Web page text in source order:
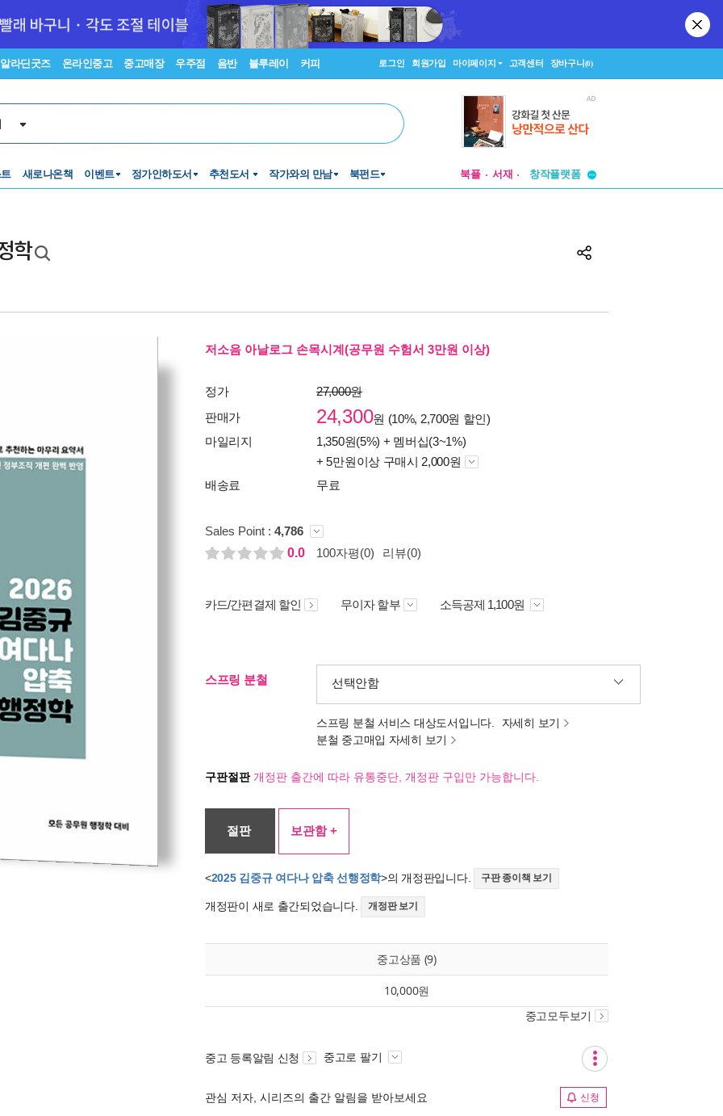
알라딘굿즈 온라인중고 중고매장 우주점 음반 블루레이 커피 로그인 회원가입 마이페이지 고객센터 장바구니(0)
새로나온책 이벤트 정가인하도서 추천도서 작가와의 만남 북펀드 북플 서재
창작플랫폼
학
저소음 아날로그 손목시계(공무원 수험서 3만원 이상)
정가
27,000원
판매가
24,300원 (10%, 2,700원 할인)
마일리지
1,350원(5%) + 멤버십(3~1%)
+ 5만원이상 구매시 2,000원
배송료
무료
Sales Point : 4,786
0.0
100자평(0) 리뷰(0)
카드/간편결제 할인 무이자 할부 소득공제 1,100원
스프링 분철 선택안함
스프링 분철 서비스 대상도서입니다.
자세히 보기
분철 중고매입 자세히 보기
구판절판개정판 출간에 따라 유통중단, 개정판 구입만 가능합니다.
절판 보관함 +
<2025 김중규 여다나 압축 선행정학>의 개정판입니다. 구판 종이책 보기
개정판이 새로 출간되었습니다. 개정판 보기
중고상품 (9)
10,000원
중고모두보기
중고 등록알림 신청 중고로 팔기
관심 저자, 시리즈의 출간 알림을 받아보세요 신청